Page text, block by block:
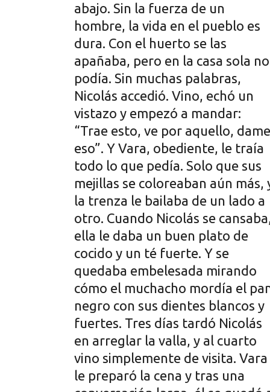
abajo. Sin la fuerza de un
hombre, la vida en el pueblo es
dura. Con el huerto se las
apañaba, pero en la casa sola no
podía. Sin muchas palabras,
Nicolás accedió. Vino, echó un
vistazo y empezó a mandar:
“Trae esto, ve por aquello, dame
eso”. Y Vara, obediente, le traía
todo lo que pedía. Solo que sus
mejillas se coloreaban aún más,
la trenza le bailaba de un lado a
otro. Cuando Nicolás se
ella le daba un buen plato de
cocido y un té fuerte. Y se
quedaba embelesada mirando
cómo el muchacho mordía el
negro con sus dientes blancos y
fuertes. Tres días tardó Nicolás
en arreglar la valla, y al cuarto
vino simplemente de visita. Vara
le preparó la cena y tras una